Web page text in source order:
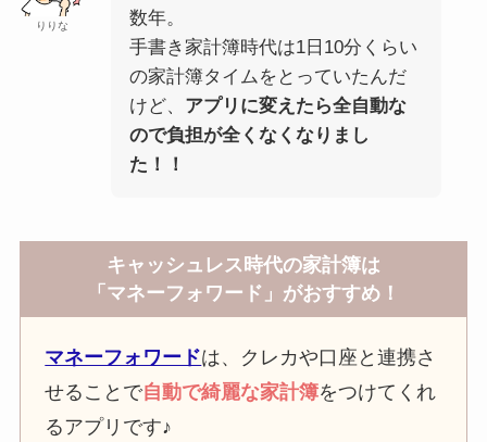
りりな
数年。
手書き家計簿時代は1日10分くらい
の家計簿タイムをとっていたんだ
けど、 アプリに変えたら全自動な
ので負担が全くなくなりまし
た！！
キャッシュレス時代の家計簿は
「マネーフォワード」がおすすめ！
マネーフォワードは、クレカや口座と連携さ
せることで自動で綺麗な家計簿をつけてくれ
るアプリです♪